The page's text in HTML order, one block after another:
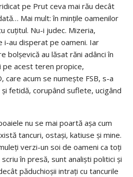
pe Prut ceva mai rău decât
Mai mult: în mințile oamenilor
cuțitul. Nu-i judec. Mizeria,
i-au disperat pe oameni. Iar
bolșevică au lăsat răni adânci în
pe acest teren propice,
care acum se numește FSB, s-a
fetidă, corupând suflete, ucigând
nu se mai poartă așa cum
tancuri, ostași, katiuse și mine.
verzi-un soi de oameni ca toți
în presă, sunt analiști politici și
păduchioșii intrați cu tancurile